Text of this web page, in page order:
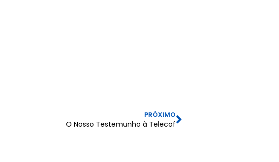
PRÓXIMO
O Nosso Testemunho à Telecof